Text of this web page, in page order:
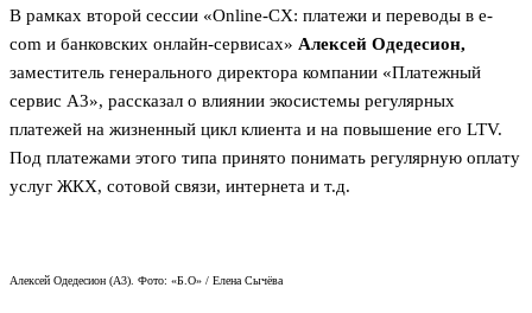
В рамках второй сессии «Online-CX: платежи и переводы в e-
com и банковских онлайн-сервисах» Алексей Одедесион,
заместитель генерального директора компании «Платежный
сервис А3», рассказал о влиянии экосистемы регулярных
платежей на жизненный цикл клиента и на повышение его LTV.
Под платежами этого типа принято понимать регулярную оплату
услуг ЖКХ, сотовой связи, интернета и т.д.
Алексей Одедесион (А3). Фото: «Б.О» / Елена Сычёва